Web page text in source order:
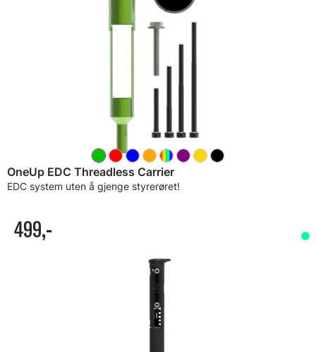
OneUp EDC Threadless Carrier
EDC system uten å gjenge styrerøret!
499,-